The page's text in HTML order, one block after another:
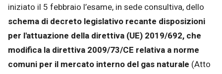
iniziato il 5 febbraio l’esame, in sede consultiva, dello
schema di decreto legislativo recante disposizioni
per l'attuazione della direttiva (UE) 2019/692, che
modifica la direttiva 2009/73/CE relativa a norme
comuni per il mercato interno del gas naturale (Atto